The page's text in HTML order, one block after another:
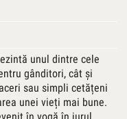
unul dintre cele
gânditori, cât și
sau simpli cetățeni
unei vieți mai bune.